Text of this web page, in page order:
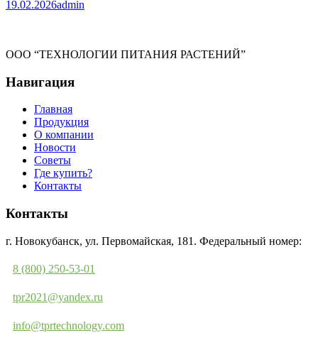
19.02.2026admin
ООО “ТЕХНОЛОГИИ ПИТАНИЯ РАСТЕНИЙ”
Навигация
Главная
Продукция
О компании
Новости
Советы
Где купить?
Контакты
Контакты
г. Новокубанск, ул. Первомайская, 181. Федеральный номер:
8 (800) 250-53-01
tpr2021@yandex.ru
info@tprtechnology.com